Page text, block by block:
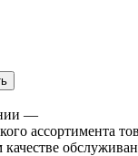
—
ассортимента